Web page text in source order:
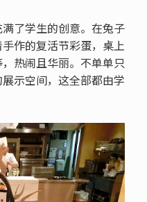
了学生的创意。在兔子
作的复活节彩蛋，桌上
热闹且华丽。不单单只
示空间，这全部都由学